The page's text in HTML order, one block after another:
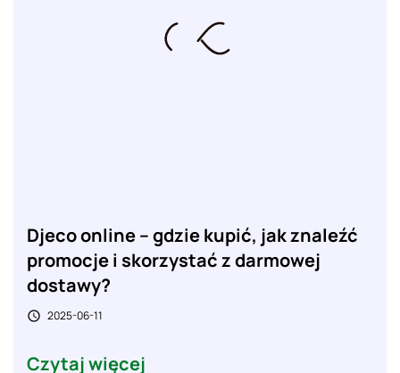
Djeco online – gdzie kupić, jak znaleźć
promocje i skorzystać z darmowej
dostawy?
 2025-06-11
Czytaj więcej